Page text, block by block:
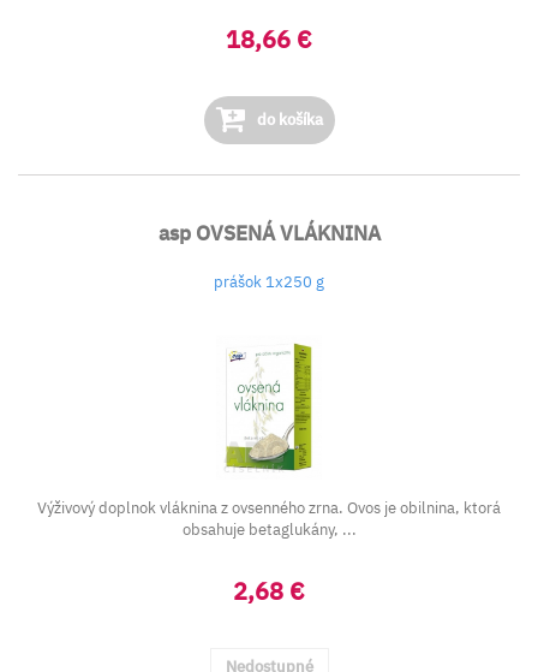
18,66 €
do košíka
asp OVSENÁ VLÁKNINA
prášok 1x250 g
Výživový doplnok vláknina z ovsenného zrna. Ovos je obilnina, ktorá
obsahuje betaglukány, ...
2,68 €
Nedostupné